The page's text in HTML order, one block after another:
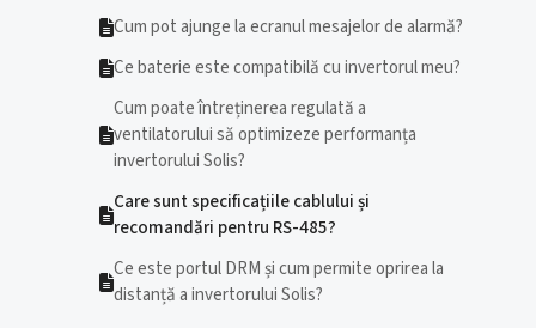
Cum pot ajunge la ecranul mesajelor de alarmă?
Ce baterie este compatibilă cu invertorul meu?
Cum poate întreținerea regulată a
ventilatorului să optimizeze performanța
invertorului Solis?
Care sunt specificațiile cablului și
recomandări pentru RS-485?
Ce este portul DRM și cum permite oprirea la
distanță a invertorului Solis?